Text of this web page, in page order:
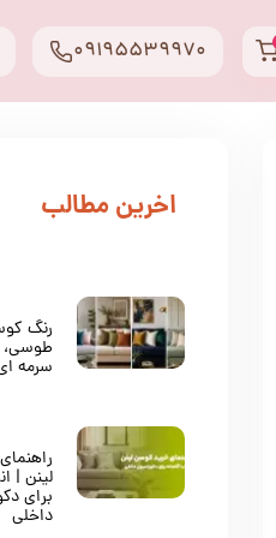
09195539970
​اخرین مطالب
رنگ
طوسی،
سرمه
لینن |
برای
داخلی